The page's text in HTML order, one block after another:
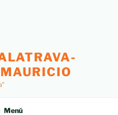
Menú